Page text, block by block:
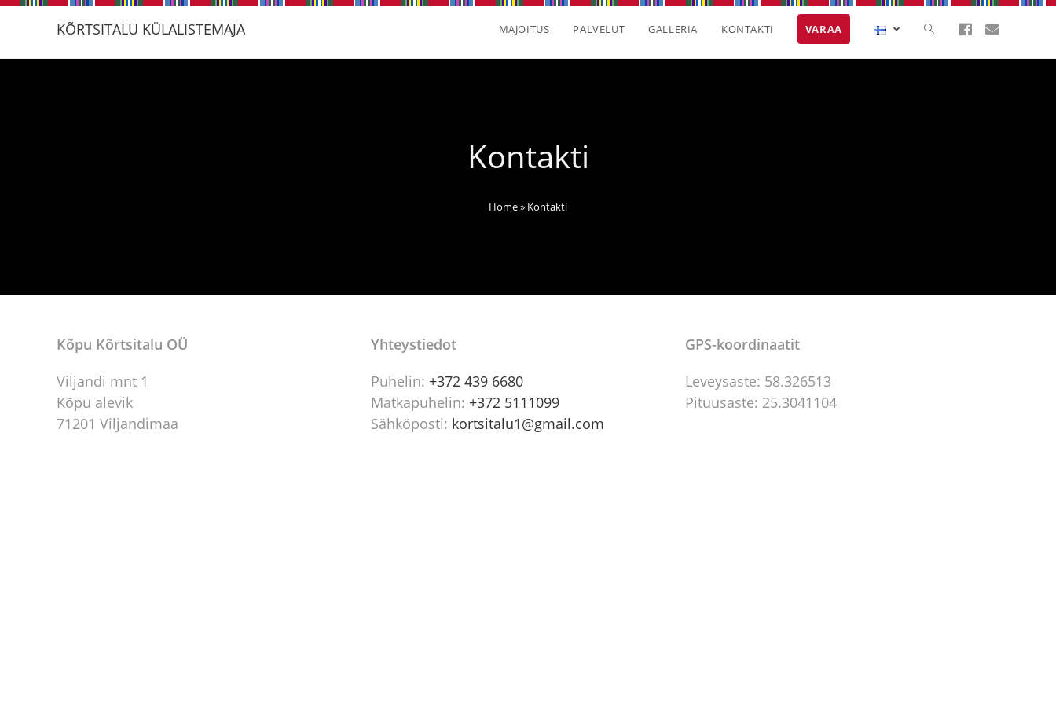
KÕRTSITALU KÜLALISTEMAJA MAJOITUS PALVELUT GALLERIA KONTAKTI VARAA
Kontakti
Home» Kontakti
Kõpu Kõrtsitalu OÜ
Viljandi mnt 1
Kõpu alevik
71201 Viljandimaa
Yhteystiedot
Puhelin: +372 439 6680
Matkapuhelin: +372 5111099
Sähköposti: kortsitalu1@gmail.com
GPS-koordinaatit
Leveysaste: 58.326513
Pituusaste: 25.3041104